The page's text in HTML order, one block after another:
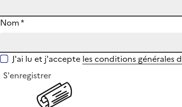
Nom*
J'ai lu et j'accepte les conditions générales
S'enregistrer